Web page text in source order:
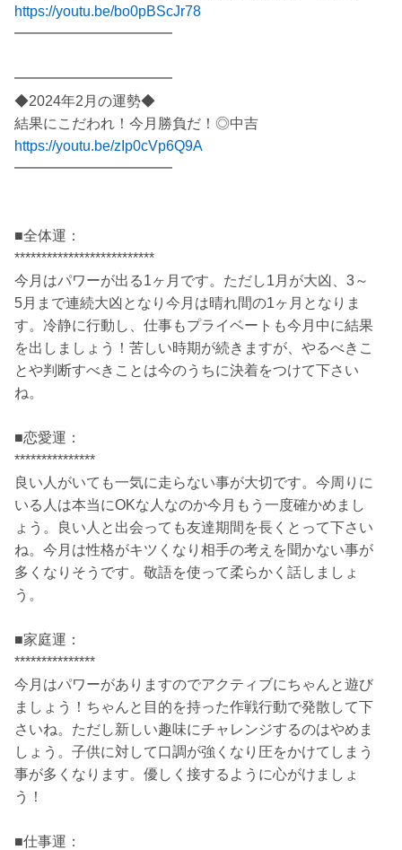
https://youtu.be/bo0pBScJr78
━━━━━━━━━━━
━━━━━━━━━━━
◆2024年2月の運勢◆
結果にこだわれ！今月勝負だ！◎中吉
https://youtu.be/zIp0cVp6Q9A
━━━━━━━━━━━
■全体運：
**************************
今月はパワーが出る1ヶ月です。ただし1月が大凶、3～
5月まで連続大凶となり今月は晴れ間の1ヶ月となりま
す。冷静に行動し、仕事もプライベートも今月中に結果
を出しましょう！苦しい時期が続きますが、やるべきこ
とや判断すべきことは今のうちに決着をつけて下さい
ね。
■恋愛運：
***************
良い人がいても一気に走らない事が大切です。今周りに
いる人は本当にOKな人なのか今月もう一度確かめまし
ょう。良い人と出会っても友達期間を長くとって下さい
ね。今月は性格がキツくなり相手の考えを聞かない事が
多くなりそうです。敬語を使って柔らかく話しましょ
う。
■家庭運：
***************
今月はパワーがありますのでアクティブにちゃんと遊び
ましょう！ちゃんと目的を持った作戦行動で発散して下
さいね。ただし新しい趣味にチャレンジするのはやめま
しょう。子供に対して口調が強くなり圧をかけてしまう
事が多くなります。優しく接するように心がけましょ
う！
■仕事運：